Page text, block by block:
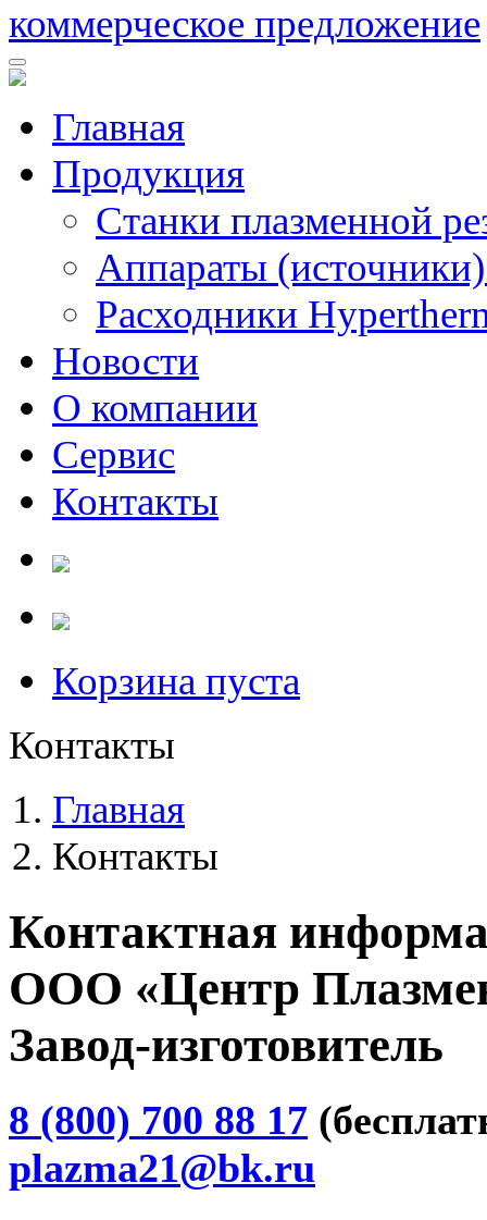
коммерческое предложение
Главная
Продукция
Станки плазменной
Аппараты
Расходники
Новости
О компании
Сервис
Контакты
Корзина пуста
Контакты
Главная
Контакты
Контактная
ООО «Центр
Завод-изготовитель
8 (800) 700 88 17
plazma21@bk.ru